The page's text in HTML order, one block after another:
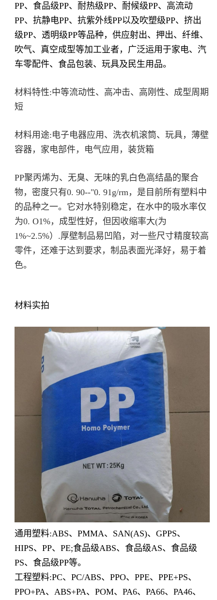
PP、食品级PP、耐热级PP、耐候级PP、高流动
PP、抗静电PP、抗紫外线PP以及吹塑级PP、挤出
级PP、透明级PP等品种，供应射出、押出、纤维、
吹气、真空成型等加工业者，广泛运用于家电、汽
车零配件、食品包装、玩具及民生用品。
材料特性:中等流动性、高冲击、高刚性、成型周期
短
材料用途:电子电器应用、洗衣机滚筒、玩具，薄壁
容器，家电部件，电气应用，装货箱
PP聚丙烯为、无臭、无味的乳白色高结晶的聚合
物，密度只有0. 90--"0. 91g/rm，是目前所有塑料中
的品种之一。它对水特别稳定，在水中的吸水率仅
为0. O1%，成型性好，但因收缩率大(为
1%~2.5%）.厚壁制品易凹陷，对一些尺寸精度较高
零件，还难于达到要求，制品表面光泽好，易于着
色。
材料实拍
通用塑料:ABS、PMMA、SAN(AS)、GPPS、
HIPS、PP、PE;食品级ABS、食品级AS、食品级
PS、食品级PP等。
工程塑料:PC、PC/ABS、PPO、PPE、PPE+PS、
PPO+PA、ABS+PA、POM、PA6、PA66、PA46、